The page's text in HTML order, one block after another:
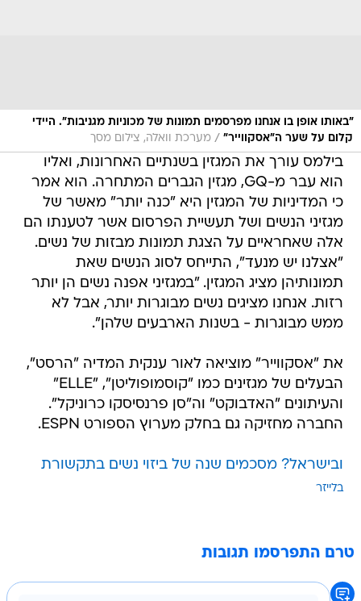
"באותו אופן בו אנחנו מפרסמים תמונות של מכוניות מגניבות". היידי
קלום על שער ה"אסקווייר" / מערכת וואלה, צילום מסך
בילמס עורך את המגזין בשנתיים האחרונות, ואליו
הוא עבר מ-GQ, מגזין הגברים המתחרה. הוא אמר
כי המדיניות של המגזין היא "כנה יותר" מאשר של
מגזיני הנשים ושל תעשיית הפרסום אשר לטענתו הם
אלה שאחראיים על הצגת תמונות מבזות של נשים.
"אצלנו יש מנעד", התייחס לסוג הנשים שאת
תמונותיהן מציג המגזין. "במגזיני אפנה נשים הן יותר
רזות. אנחנו מציגים נשים מבוגרות יותר, אבל לא
ממש מבוגרות - בשנות הארבעים שלהן".
את "אסקווייר" מוציאה לאור ענקית המדיה "הרסט",
הבעלים של מגזינים כמו "קוסמופוליטן", "ELLE"
והעיתונים "האדבוקט" וה"סן פרנסיסקו כרוניקל".
החברה מחזיקה גם בחלק מערוץ הספורט ESPN.
ובישראל? מסכמים שנה של ביזוי נשים בתקשורת
בלייזר
טרם התפרסמו תגובות